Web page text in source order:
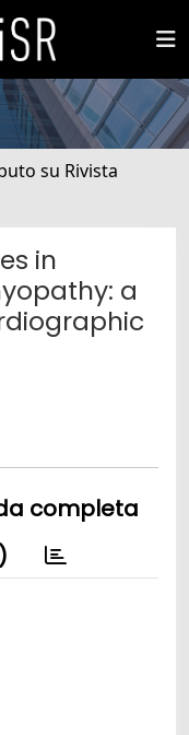
su Rivista
in
a
completa